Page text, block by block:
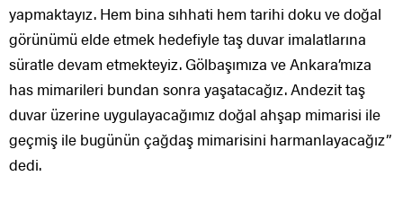
yapmaktayız. Hem bina sıhhati hem tarihi doku ve doğal
görünümü elde etmek hedefiyle taş duvar imalatlarına
süratle devam etmekteyiz. Gölbaşımıza ve Ankara’mıza
has mimarileri bundan sonra yaşatacağız. Andezit taş
duvar üzerine uygulayacağımız doğal ahşap mimarisi ile
geçmiş ile bugünün çağdaş mimarisini harmanlayacağız”
dedi.